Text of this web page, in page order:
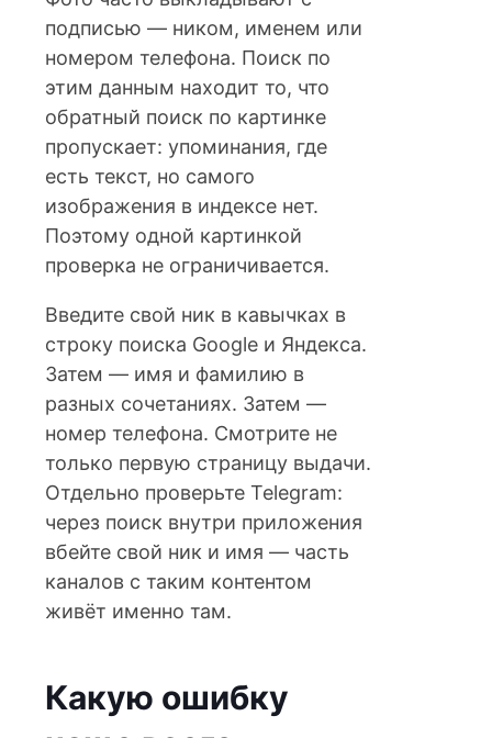
подписью — ником, именем или
номером телефона. Поиск по
этим данным находит то, что
обратный поиск по картинке
пропускает: упоминания, где
есть текст, но самого
изображения в индексе нет.
Поэтому одной картинкой
проверка не ограничивается.
Введите свой ник в кавычках в
строку поиска Google и Яндекса.
Затем — имя и фамилию в
разных сочетаниях. Затем —
номер телефона. Смотрите не
только первую страницу выдачи.
Отдельно проверьте Telegram:
через поиск внутри приложения
вбейте свой ник и имя — часть
каналов с таким контентом
живёт именно там.
Какую ошибку